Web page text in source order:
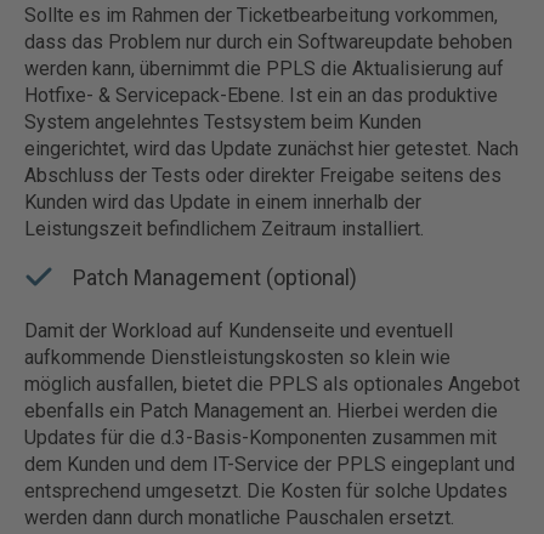
Sollte es im Rahmen der Ticketbearbeitung vorkommen,
dass das Problem nur durch ein Softwareupdate behoben
werden kann, übernimmt die PPLS die Aktualisierung auf
Hotfixe- & Servicepack-Ebene. Ist ein an das produktive
System angelehntes Testsystem beim Kunden
eingerichtet, wird das Update zunächst hier getestet. Nach
Abschluss der Tests oder direkter Freigabe seitens des
Kunden wird das Update in einem innerhalb der
Leistungszeit befindlichem Zeitraum installiert.
Patch Management (optional)
Damit der Workload auf Kundenseite und eventuell
aufkommende Dienstleistungskosten so klein wie
möglich ausfallen, bietet die PPLS als optionales Angebot
ebenfalls ein Patch Management an. Hierbei werden die
Updates für die d.3-Basis-Komponenten zusammen mit
dem Kunden und dem IT-Service der PPLS eingeplant und
entsprechend umgesetzt. Die Kosten für solche Updates
werden dann durch monatliche Pauschalen ersetzt.